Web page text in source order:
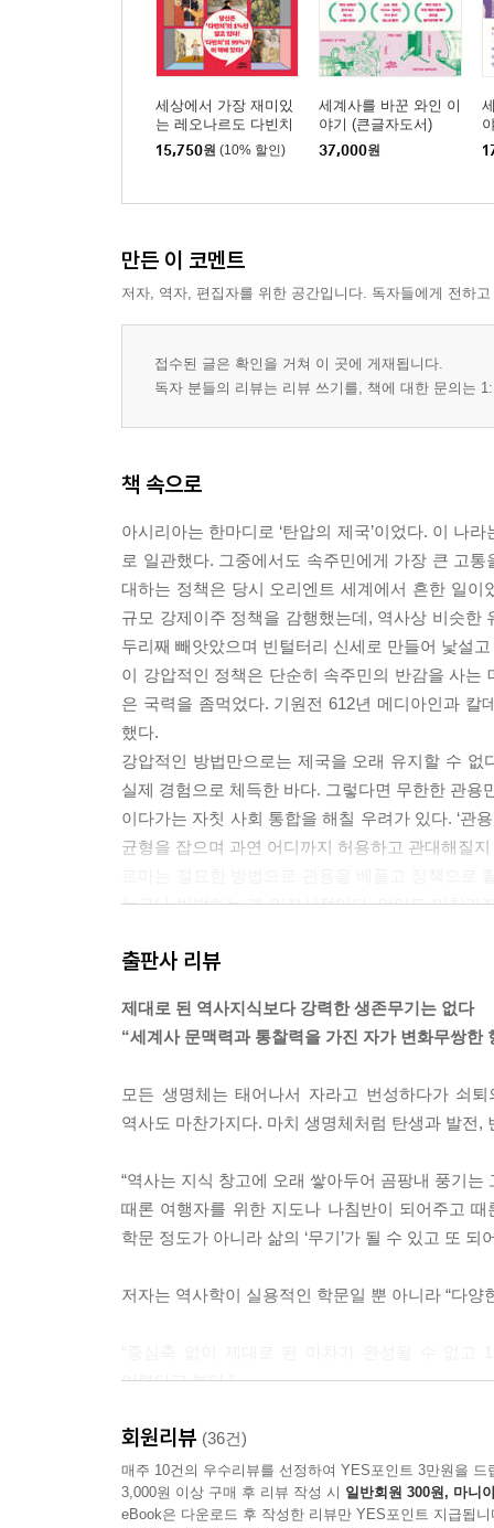
세상에서 가장 재미있
는 레오나르도 다빈치
이야기
15,750원 (10% 할인)
세계사를 바꾼 와인 이
야기 (큰글자도서)
37,000원
만든 이 코멘트
저자, 역자, 편집자를 위한 공간입니다. 독자들에게 전하
접수된 글은 확인을 거쳐 이 곳에 게재됩니다.
독자 분들의 리뷰는 리뷰 쓰기를, 책에 대한 문의는
책 속으로
아시리아는 한마디로 ‘탄압의 제국’이었다. 이 나
로 일관했다. 그중에서도 속주민에게 가장 큰 고
대하는 정책은 당시 오리엔트 세계에서 흔한 일
규모 강제이주 정책을 감행했는데, 역사상 비슷
두리째 빼앗았으며 빈털터리 신세로 만들어 낯설
이 강압적인 정책은 단순히 속주민의 반감을 사
은 국력을 좀먹었다. 기원전 612년 메디아인과 칼
했다.
강압적인 방법만으로는 제국을 오래 유지할 수
실제 경험으로 체득한 바다. 그렇다면 무한한 관
이다가는 자칫 사회 통합을 해칠 우려가 있다. ‘관
균형을 잡으며 과연 어디까지 허용하고 관대해질
누구나 반발하는 게 인지상정이다. 언어도 마찬가
사용하는 것이 유리한 환경을 조성한다. 그로 인
― 본문 78~80쪽 중에서
의 동시다발적으로 우후죽순 사상과 철학이 태동했
먼저, 그리스에서는 호메로스부터 이오니아 철학
철학이 출현했고 뒤이어 불교 창시자 고타마 싯
많은 사상가가 등장했다.
물론 이들 사이에는 200?300년의 세월 차이가 있
이 시기에 특별히 주목한 철학자가 있다. 20세기
― 본문 118~119쪽 중에서
문득 궁금해진다. 대규모 건조화가 진행되면서
출판사 리뷰
제대로 된 역사지식보다 강력한 생존무기는 없다
“세계사 문맥력과 통찰력을 가진 자가 변화무쌍한
모든 생명체는 태어나서 자라고 번성하다가 쇠
역사도 마찬가지다. 마치 생명체처럼 탄생과 발전
“역사는 지식 창고에 오래 쌓아두어 곰팡내 풍기
때론 여행자를 위한 지도나 나침반이 되어주고
학문 정도가 아니라 삶의 ‘무기’가 될 수 있고 또 되
저자는 역사학이 실용적인 학문일 뿐 아니라 “다양
어렵다고 본다.”
역사는 우리 삶의 현장에 살아 숨 쉬며 ‘나침반’
역사지식, 즉 ‘세계사 문맥력’과 ‘통찰력’을 가
단언한다.
‘세계사 문맥력’과 ‘통찰력’을 어떻게 키울 수
회원리뷰 (36건)
매주 10건의 우수리뷰를 선정하여 YES포인트 3만원을 드
3,000원 이상 구매 후 리뷰 작성 시 일반회원 300원, 마니
eBook은 다운로드 후 작성한 리뷰만 YES포인트 지급됩니